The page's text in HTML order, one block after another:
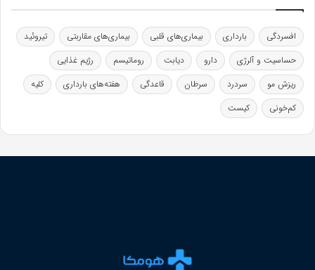
افسردگی بارداری بیماری‌های قلبی بیماری‌های مقاربتی
تیروئید
حساسیت و آلرژی
دارو دیابت روماتیسم
رژیم غذایی
ریزش مو
سردرد سرطان قاعدگی هفته‌های بارداری
کلیه
کم‌خونی
کیست